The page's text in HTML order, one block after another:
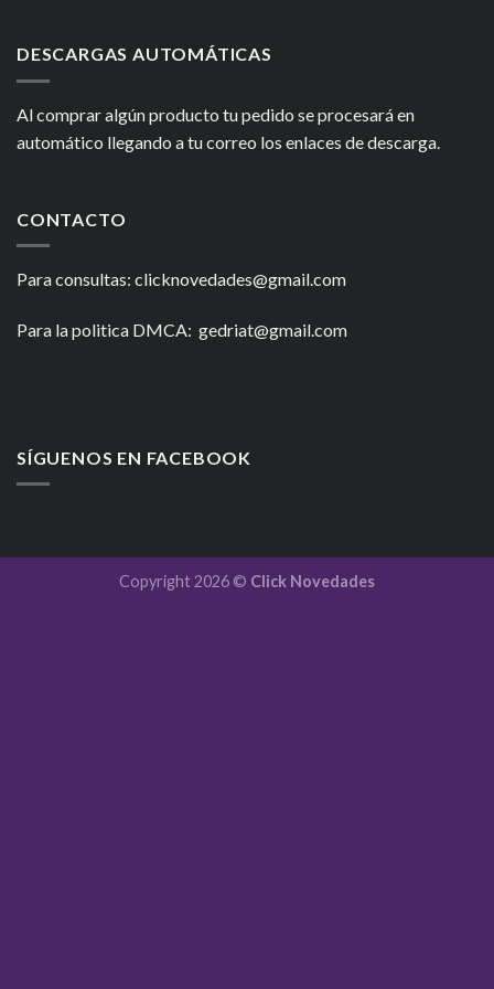
DESCARGAS AUTOMÁTICAS
Al comprar algún producto tu pedido se procesará en
automático llegando a tu correo los enlaces de descarga.
CONTACTO
Para consultas: clicknovedades@gmail.com
Para la politica DMCA: gedriat@gmail.com
SÍGUENOS EN FACEBOOK
Copyright 2026 © Click Novedades